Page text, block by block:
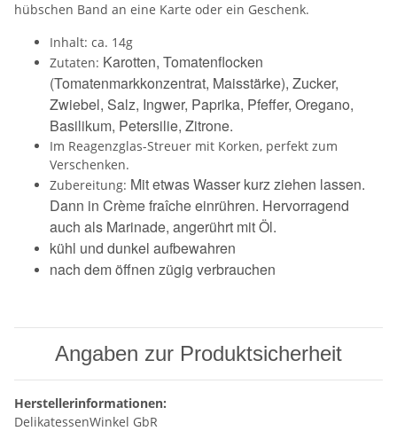
hübschen Band an eine Karte oder ein Geschenk.
Inhalt: ca. 14g
Zutaten: Karotten, Tomatenflocken
(Tomatenmarkkonzentrat, Maisstärke), Zucker,
Zwiebel, Salz, Ingwer, Paprika, Pfeffer, Oregano,
Basilikum, Petersilie, Zitrone.
Im Reagenzglas-Streuer mit Korken, perfekt zum
Verschenken.
Zubereitung: Mit etwas Wasser kurz ziehen lassen.
Dann in Crème fraîche einrühren. Hervorragend
auch als Marinade, angerührt mit Öl.
kühl und dunkel aufbewahren
nach dem öffnen zügig verbrauchen
Angaben zur Produktsicherheit
Herstellerinformationen:
DelikatessenWinkel GbR